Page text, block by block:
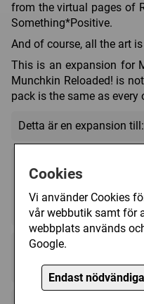
Cookies
Vi använder Cookies
vår webbutik samt för
webbplats används
Google.
Endast nödvändiga
from the virtual pages of
Something*Positive.
And of course, all the art
This is an expansion for
Munchkin Reloaded! is
pack is the same as every
Detta är en expansion till:
3 - 6